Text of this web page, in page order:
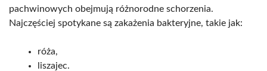
pachwinowych obejmują różnorodne schorzenia.
Najczęściej spotykane są zakażenia bakteryjne, takie jak:
róża,
liszajec.